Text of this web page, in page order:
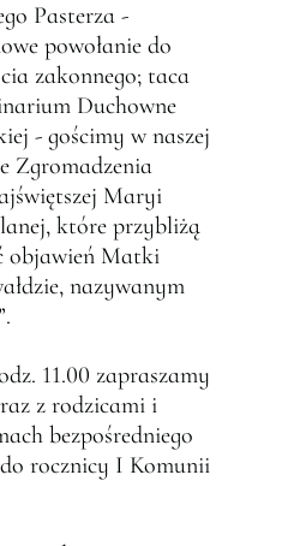
Pasterza -
powołanie do
zakonnego; taca
Duchowne
- gościmy w naszej
Zgromadzenia
Maryi
które przybliżą
objawień Matki
nazywanym
11.00 zapraszamy
z rodzicami i
bezpośredniego
rocznicy I Komunii